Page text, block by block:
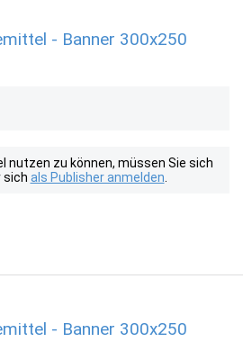
- Banner 300x250
nutzen zu können, müssen Sie sich
sich als Publisher anmelden
- Banner 300x250